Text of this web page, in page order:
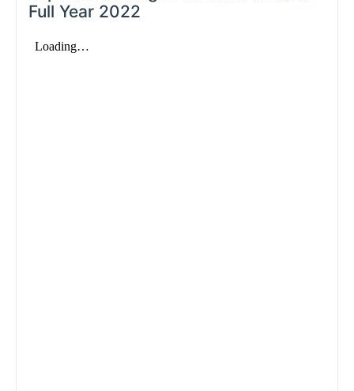
Full Year 2022